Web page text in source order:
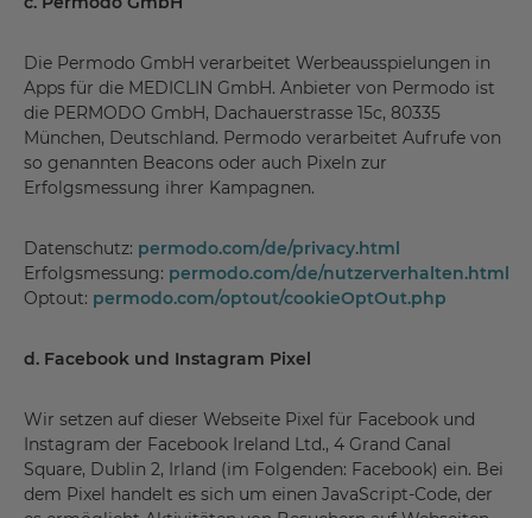
Die Permodo GmbH verarbeitet Werbeausspielungen in
Apps für die MEDICLIN GmbH. Anbieter von Permodo ist
die PERMODO GmbH, Dachauerstrasse 15c, 80335
München, Deutschland. Permodo verarbeitet Aufrufe von
so genannten Beacons oder auch Pixeln zur
Erfolgsmessung ihrer Kampagnen.
Datenschutz: permodo.com/de/privacy.html
Erfolgsmessung: permodo.com/de/nutzerverhalten.html
Optout: permodo.com/optout/cookieOptOut.php
d. Facebook und Instagram Pixel
Wir setzen auf dieser Webseite Pixel für Facebook und
Instagram der Facebook Ireland Ltd., 4 Grand Canal
Square, Dublin 2, Irland (im Folgenden: Facebook) ein. Bei
dem Pixel handelt es sich um einen JavaScript-Code, der